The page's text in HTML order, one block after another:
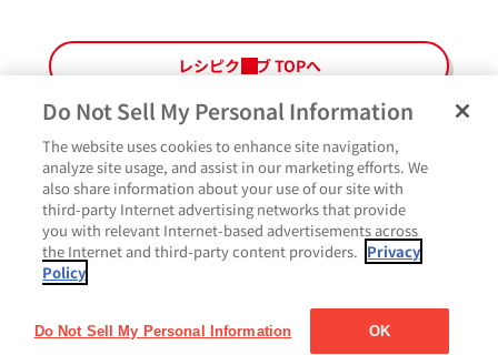
ペ
ー
ジ
ペ
ー
レシピクラブ TOPへ
作ったよ
ペ
ー
ジ
最
上
部
る
よくあるご質問 ご利用規約Glicoメンバーズ会員規約プライバシーポリシー
サイトマップお問い合わせCookie設定Glicoホームページ
Do Not Sell My Personal Information
The website uses cookies to enhance site navigation,
analyze site usage, and assist in our marketing efforts. We
also share information about your use of our site with
third-party Internet advertising networks that provide
you with relevant Internet-based advertisements across
the Internet and third-party content providers. Privacy
Policy
Do Not Sell My Personal Information OK